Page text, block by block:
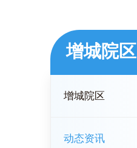
增城院区
增城院区
动态资讯